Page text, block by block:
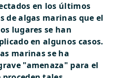
en los últimos
de algas marinas que el
lugares se han
en algunos casos.
marinas se ha
"amenaza" para el